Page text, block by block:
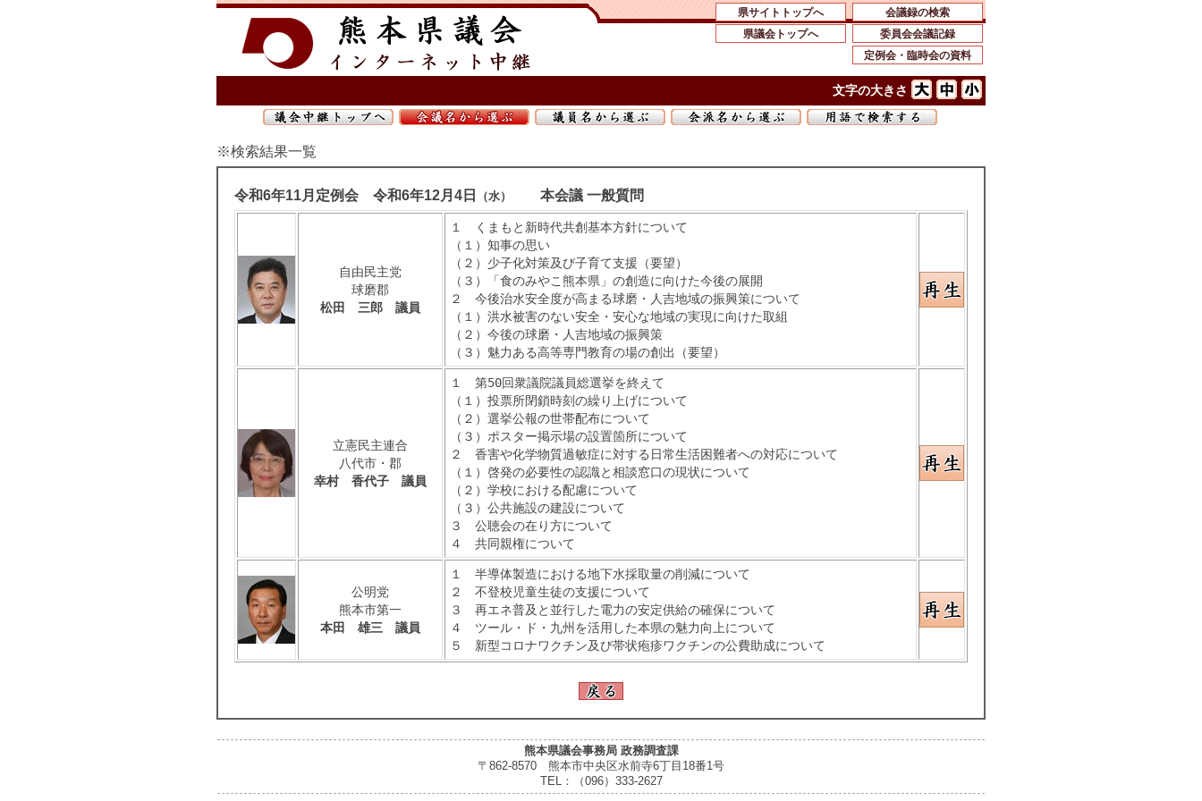
県サイトトップへ
県議会トップへ
会議録の検索
委員会会議記録
定例会・臨時会の資料
文字の大きさ
※検索結果一覧
令和6年11月定例会 令和6年12月4日 （水） 本会議 一般質問
自由民主党
球磨郡
松田 三郎 議員
１ くまもと新時代共創基本方針について
（１）知事の思い
（２）少子化対策及び子育て支援（要望）
（３）「食のみやこ熊本県」の創造に向けた今後の展開
２ 今後治水安全度が高まる球磨・人吉地域の振興策について
（１）洪水被害のない安全・安心な地域の実現に向けた取組
（２）今後の球磨・人吉地域の振興策
（３）魅力ある高等専門教育の場の創出（要望）
立憲民主連合
八代市・郡
幸村 香代子 議員
１ 第50回衆議院議員総選挙を終えて
（１）投票所閉鎖時刻の繰り上げについて
（２）選挙公報の世帯配布について
（３）ポスター掲示場の設置箇所について
２ 香害や化学物質過敏症に対する日常生活困難者への対応について
（１）啓発の必要性の認識と相談窓口の現状について
（２）学校における配慮について
（３）公共施設の建設について
３ 公聴会の在り方について
４ 共同親権について
公明党
熊本市第一
本田 雄三 議員
１ 半導体製造における地下水採取量の削減について
２ 不登校児童生徒の支援について
３ 再エネ普及と並行した電力の安定供給の確保について
４ ツール・ド・九州を活用した本県の魅力向上について
５ 新型コロナワクチン及び帯状疱疹ワクチンの公費助成について
熊本県議会事務局 政務調査課
〒862-8570 熊本市中央区水前寺6丁目18番1号
TEL：（096）333-2627